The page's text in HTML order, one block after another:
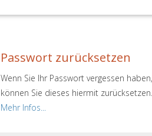
Passwort zurücksetzen
Wenn Sie Ihr Passwort vergessen haben,
können Sie dieses hiermit zurücksetzen.
Mehr Infos...